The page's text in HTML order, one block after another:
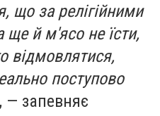
що за релігійними
ще й м'ясо не їсти,
відмовлятися,
поступово
— запевняє